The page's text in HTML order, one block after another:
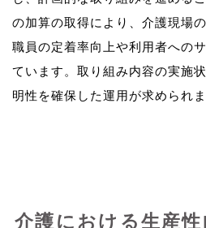
の加算の取得により、介護現場
職員の定着率向上や利用者への
ています。取り組み内容の実施
介護における生産